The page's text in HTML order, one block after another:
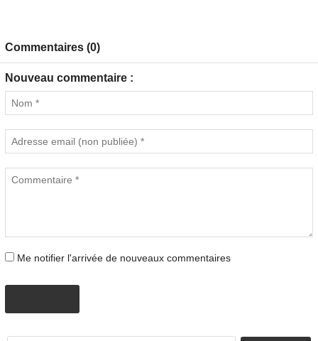
Commentaires (0)
Nouveau commentaire :
Me notifier l'arrivée de nouveaux commentaires